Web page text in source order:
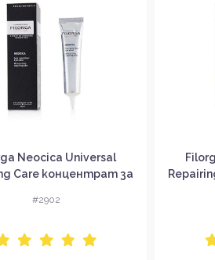
Neocica Universal
Care концентрат за
кожа
#2902